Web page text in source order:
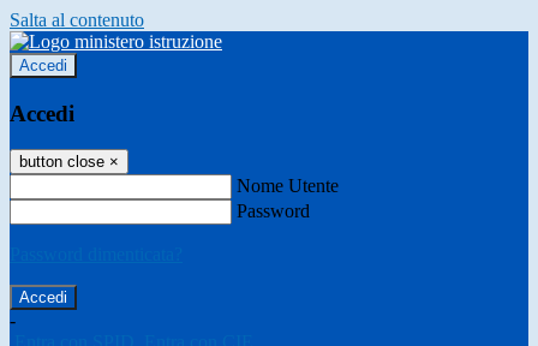
Salta al contenuto
Accedi
Accedi
button close ×
Nome Utente
Password
-